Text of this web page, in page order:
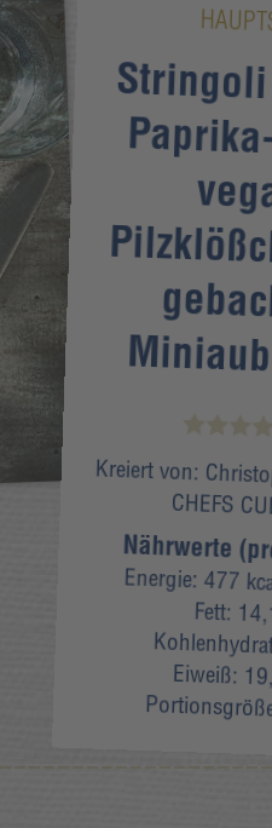
Kreiert von:
CHEFS
Nährwerte
Energie: 477
Fett:
Eiweiß: